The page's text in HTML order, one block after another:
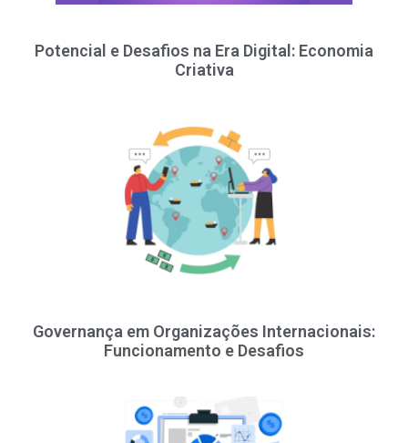
Potencial e Desafios na Era Digital: Economia
Criativa
Governança em Organizações Internacionais:
Funcionamento e Desafios